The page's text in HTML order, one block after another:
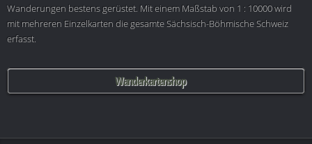
Wanderungen bestens gerüstet. Mit einem Maßstab von 1 : 10000 wird
mit mehreren Einzelkarten die gesamte Sächsisch-Böhmische Schweiz
erfasst.
Wanderkartenshop